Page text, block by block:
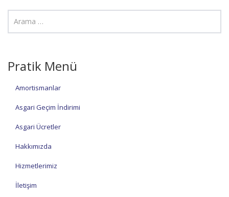
Pratik Menü
Amortismanlar
Asgari Geçim İndirimi
Asgari Ücretler
Hakkımızda
Hizmetlerimiz
İletişim